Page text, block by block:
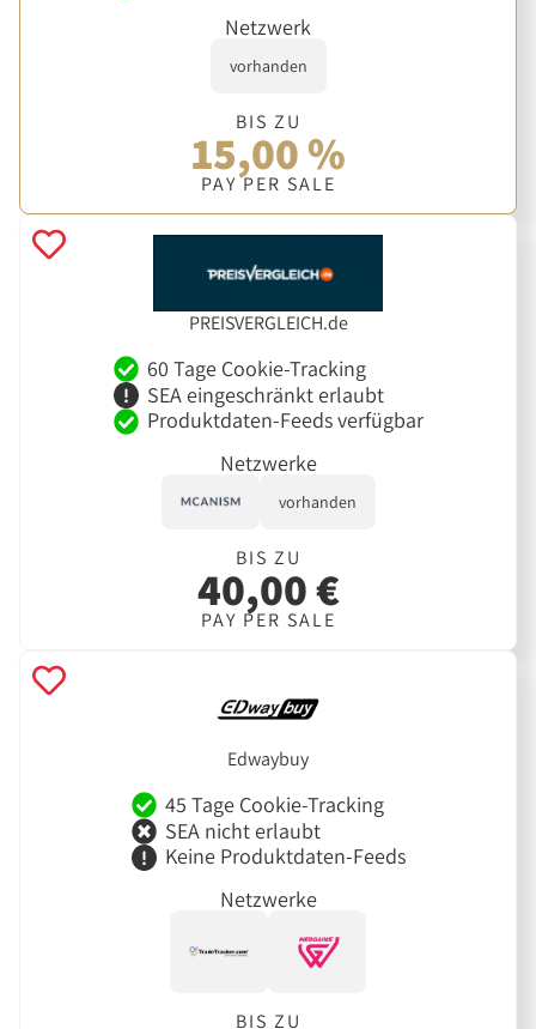
Netzwerk
vorhanden
BIS ZU
15,00 %
PAY PER SALE
PREISVERGLEICH.de
60 Tage Cookie-Tracking
SEA eingeschränkt erlaubt
Produktdaten-Feeds verfügbar
Netzwerke
vorhanden
BIS ZU
40,00 €
PAY PER SALE
Edwaybuy
45 Tage Cookie-Tracking
SEA nicht erlaubt
Keine Produktdaten-Feeds
Netzwerke
BIS ZU